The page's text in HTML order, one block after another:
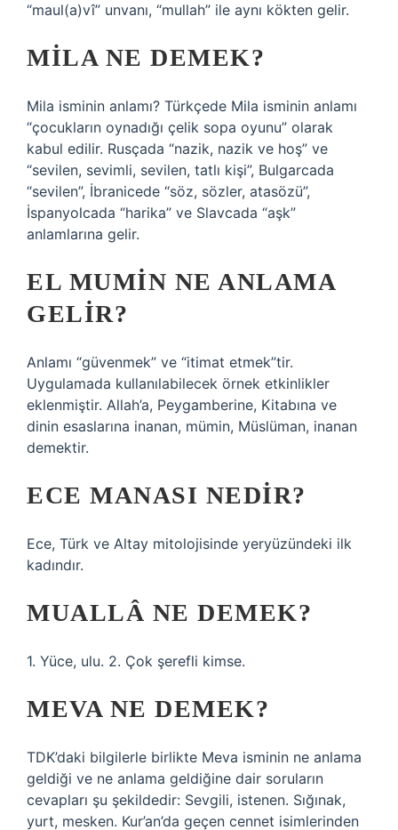
“maul(a)vî” unvanı, “mullah” ile aynı kökten gelir.
MILA NE DEMEK?
Mila isminin anlamı? Türkçede Mila isminin anlamı
“çocukların oynadığı çelik sopa oyunu” olarak
kabul edilir. Rusçada “nazik, nazik ve hoş” ve
“sevilen, sevimli, sevilen, tatlı kişi”, Bulgarcada
“sevilen”, İbranicede “söz, sözler, atasözü”,
İspanyolcada “harika” ve Slavcada “aşk”
anlamlarına gelir.
EL MUMIN NE ANLAMA
GELIR?
Anlamı “güvenmek” ve “itimat etmek”tir.
Uygulamada kullanılabilecek örnek etkinlikler
eklenmiştir. Allah’a, Peygamberine, Kitabına ve
dinin esaslarına inanan, mümin, Müslüman, inanan
demektir.
ECE MANASI NEDIR?
Ece, Türk ve Altay mitolojisinde yeryüzündeki ilk
kadındır.
MUALLÂ NE DEMEK?
1. Yüce, ulu. 2. Çok şerefli kimse.
MEVA NE DEMEK?
TDK’daki bilgilerle birlikte Meva isminin ne anlama
geldiği ve ne anlama geldiğine dair soruların
cevapları şu şekildedir: Sevgili, istenen. Sığınak,
yurt, mesken. Kur’an’da geçen cennet isimlerinden